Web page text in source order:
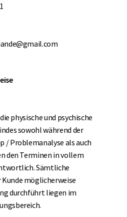
physische und psychische
sowohl während der
/ Problemanalyse als auch
den Terminen in vollem
Sämtliche
möglicherweise
durchführt liegen im